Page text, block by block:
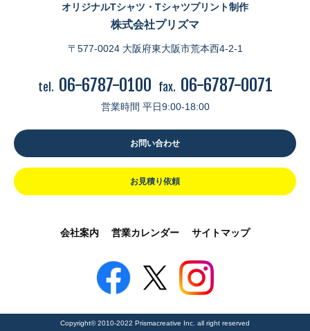
オリジナルTシャツ・Tシャツプリント制作
株式会社プリズマ
〒577-0024 大阪府東大阪市荒本西4-2-1
tel. 06-6787-0100 fax. 06-6787-0071
営業時間 平日9:00-18:00
お問い合わせ
お見積り依頼
会社案内 営業カレンダー サイトマップ
Copyright© 2010-2022 Prismacreative Inc. all right reserved